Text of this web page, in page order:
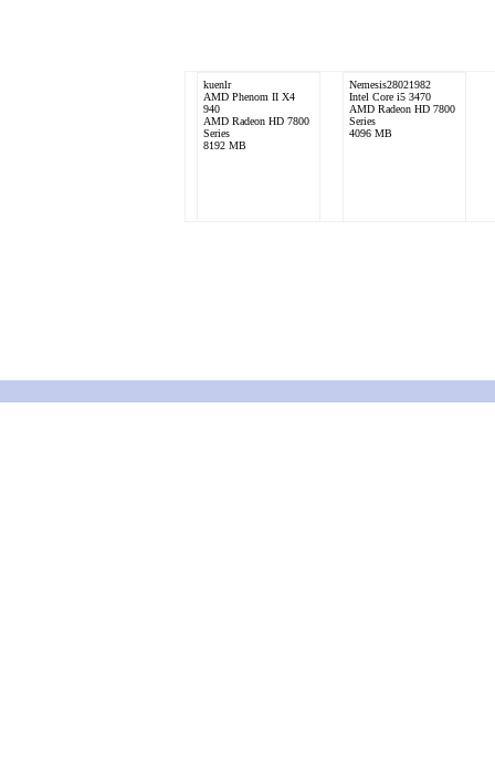
kuenlr
AMD Phenom II X4
940
AMD Radeon HD 7800
Series
8192 MB
Nemesis28021982
Intel Core i5 3470
AMD Radeon HD 7800
Series
4096 MB